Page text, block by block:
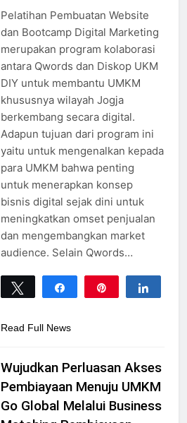
Pelatihan Pembuatan Website
dan Bootcamp Digital Marketing
merupakan program kolaborasi
antara Qwords dan Diskop UKM
DIY untuk membantu UMKM
khususnya wilayah Jogja
berkembang secara digital.
Adapun tujuan dari program ini
yaitu untuk mengenalkan kepada
para UMKM bahwa penting
untuk menerapkan konsep
bisnis digital sejak dini untuk
meningkatkan omset penjualan
dan mengembangkan market
audience. Selain Qwords…
Tweet Share
Read Full News
Wujudkan Perluasan Akses
Pembiayaan Menuju UMKM
Go Global Melalui Business